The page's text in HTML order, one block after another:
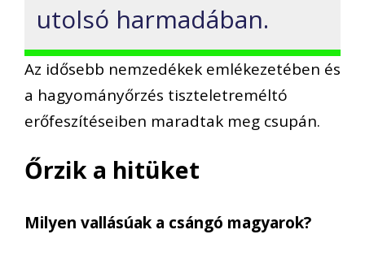
utolsó harmadában.
Az idősebb nemzedékek emlékezetében és
a hagyományőrzés tiszteletreméltó
erőfeszítéseiben maradtak meg csupán.
Őrzik a hitüket
Milyen vallásúak a csángó magyarok?